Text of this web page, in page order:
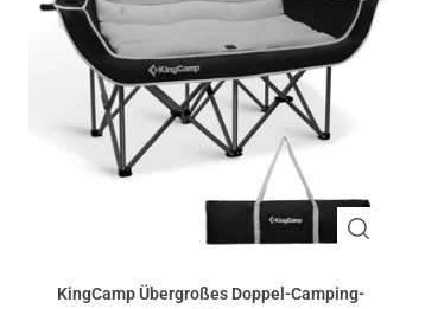
KingCamp Übergroßes Doppel-Camping-